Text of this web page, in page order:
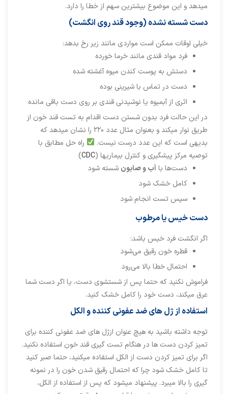
میدهد و این موضوع بیشترین سهم از خطا را دارد.
دست شسته نشده (وجود قند روی انگشت)
خیلی اوقات ممکن است مواردی مانند زیر رخ بدهد:
فرد مواد قندی مانند خرما خورده
دستش به پوست کندن میوه آغشته شده
دست در تماس با شیرینی بوده
اثری از آبمیوه یا نوشیدنی قندی بر روی دست باقی مانده
در این حالت فرد بدون شستن دست اقدام به تست قند خون از
طریق نوار میکند و بعنوان مثال عدد ۲۲۰ را نشان میدهد که
بدیهی است که این عدد درست نیست.
راه حل مطابق با
توصیه مرکز پیشگیری و کنترل بیماریها (CDC
)
دست‌ها باآب و صابون شسته شود
کامل خشک شود
سپس تست انجام شود
دست خیس یا مرطوب
اگر انگشت فرد خیس باشد:
قطره خون رقیق می‌شود
احتمال خطا بالا می‌رود
فراموش نکنید که حتما پس از شستشوی دست، یا اگر دست شما
عرق میکند، دست خود را کامل خشک کنید.
استفاده از ژل های ضد عفونی کننده و الکل
توجه داشته باشید به هیچ عنوان ازژل های ضد عفونی کننده برای
تمیز کردن دست ها در هنگام تست گیری قند خون استفاده نکنید.
اگر برای تمیز کردن دست از الکل استفاده میکنید، حتما صبر کنید
تا کامل خشک شود چرا که احتمال رقیق شدن خون را در نمونه
گیری را بالا میبرد. پیشنهاد میشود که پس از استفاده از الکل،